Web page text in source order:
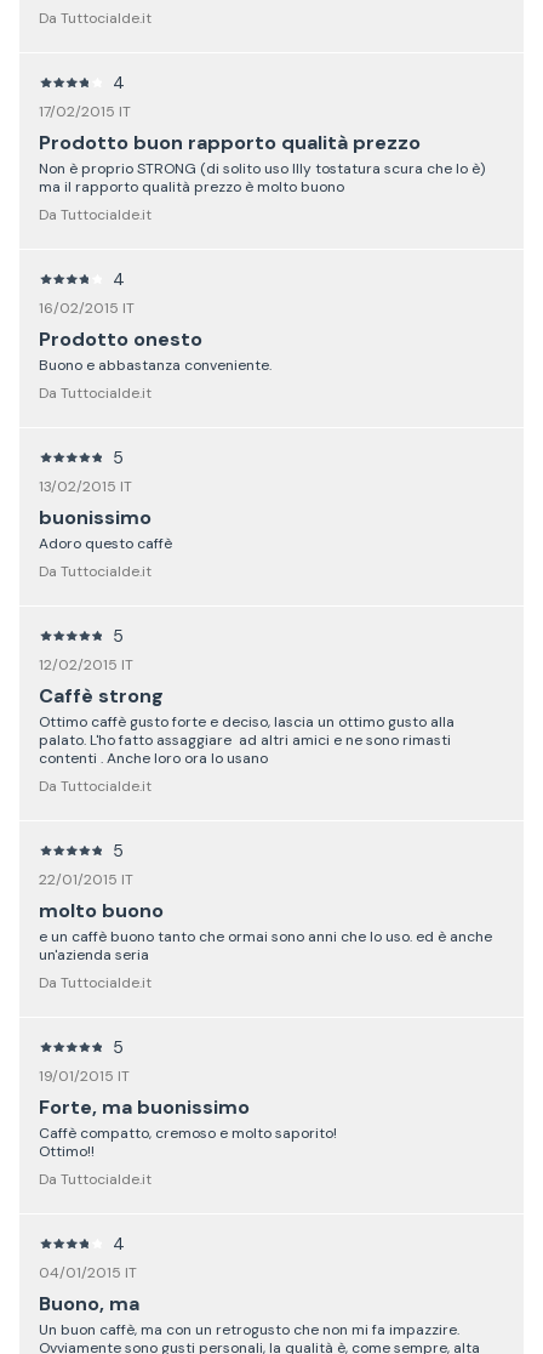
Da Tuttocialde.it
4
17/02/2015 IT
Prodotto buon rapporto qualità prezzo
Non è proprio STRONG (di solito uso Illy tostatura scura che lo è)
ma il rapporto qualità prezzo è molto buono
Da Tuttocialde.it
4
16/02/2015 IT
Prodotto onesto
Buono e abbastanza conveniente.
Da Tuttocialde.it
5
13/02/2015 IT
buonissimo
Adoro questo caffè
Da Tuttocialde.it
5
12/02/2015 IT
Caffè strong
Ottimo caffè gusto forte e deciso, lascia un ottimo gusto alla
palato. L'ho fatto assaggiare ad altri amici e ne sono rimasti
contenti . Anche loro ora lo usano
Da Tuttocialde.it
5
22/01/2015 IT
molto buono
e un caffè buono tanto che ormai sono anni che lo uso. ed è anche
un'azienda seria
Da Tuttocialde.it
5
19/01/2015 IT
Forte, ma buonissimo
Caffè compatto, cremoso e molto saporito!
Ottimo!!
Da Tuttocialde.it
4
04/01/2015 IT
Buono, ma
Un buon caffè, ma con un retrogusto che non mi fa impazzire.
Ovviamente sono gusti personali, la qualità è, come sempre, alta